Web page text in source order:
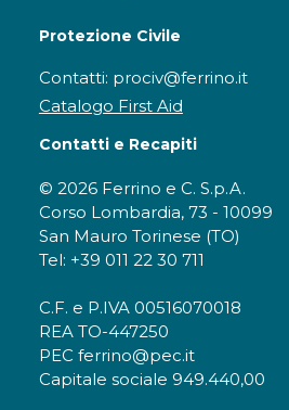
Protezione Civile
Contatti: prociv@ferrino.it
Catalogo First Aid
Contatti e Recapiti
© 2026 Ferrino e C. S.p.A.
Corso Lombardia, 73 - 10099
San Mauro Torinese (TO)
Tel: +39 011 22 30 711
C.F. e P.IVA 00516070018
REA TO-447250
PEC ferrino@pec.it
Capitale sociale 949.440,00